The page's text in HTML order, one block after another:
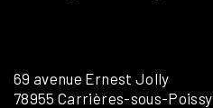
69 avenue Ernest Jolly
78955 Carrières-sous-Poissy